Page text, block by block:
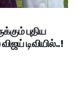
புதிய
டிவியில்..!